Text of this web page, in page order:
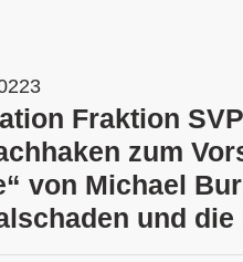
Fraktion
zum
von Michael
und